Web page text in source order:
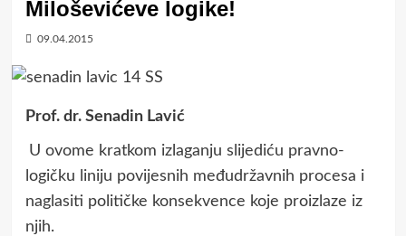
Miloševićeve logike!
09.04.2015
Prof. dr. Senadin Lavić
U ovome kratkom izlaganju slijediću pravno-
logičku liniju povijesnih međudržavnih procesa i
naglasiti političke konsekvence koje proizlaze iz
njih.